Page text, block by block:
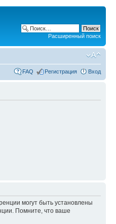
Расширенный поиск
FAQ Регистрация Вход
могут быть установлены
Помните, что ваше